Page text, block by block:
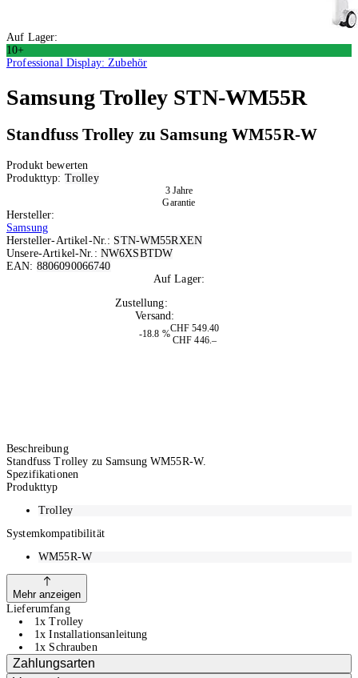
Auf Lager:
10+
Professional Display: Zubehör
Samsung Trolley STN-WM55R
Standfuss Trolley zu Samsung WM55R-W
Produkt bewerten
Produkttyp: Trolley
3 Jahre
Garantie
Hersteller:
Samsung
Hersteller-Artikel-Nr.: STN-WM55RXEN
Unsere-Artikel-Nr.: NW6XSBTDW
EAN: 8806090066740
Auf Lager:
Zustellung:
Versand:
-18.8 %
CHF 549.40
CHF 446.–
Beschreibung
Standfuss Trolley zu Samsung WM55R-W.
Spezifikationen
Produkttyp
Trolley
Systemkompatibilität
WM55R-W
Mehr anzeigen
Lieferumfang
1x Trolley
1x Installationsanleitung
1x Schrauben
Zahlungsarten